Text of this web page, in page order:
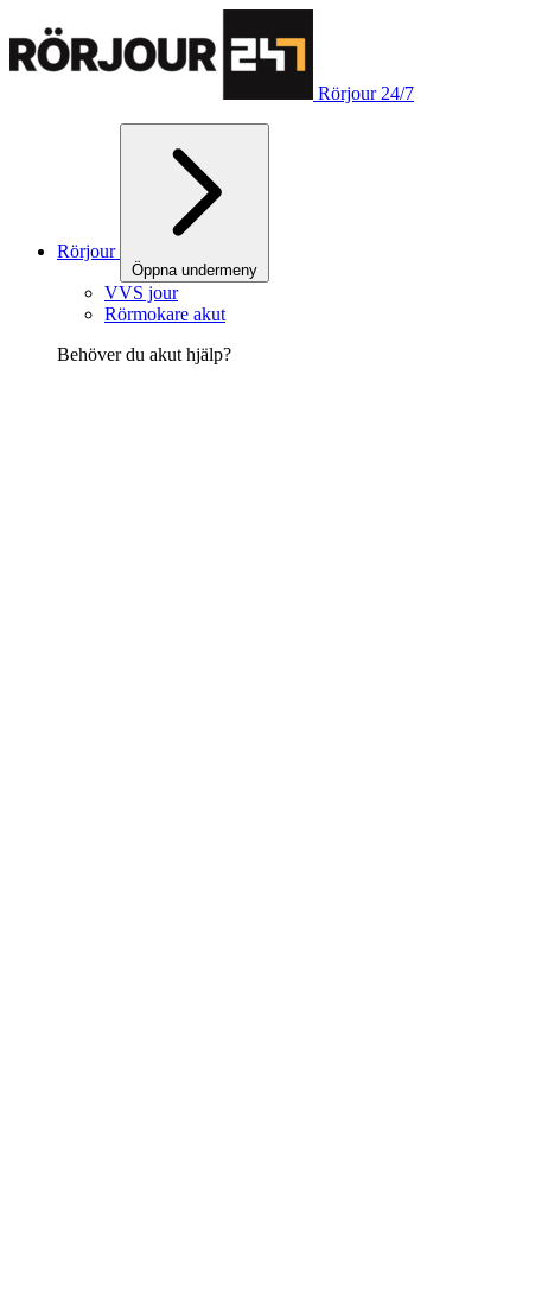
Rörjour 24/7
Rörjour
Öppna undermeny
VVS jour
Rörmokare akut
Behöver du akut hjälp?